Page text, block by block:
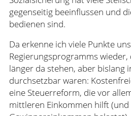
gegenseitig beeinflussen und
bedienen sind.
Da erkenne ich viele Punkte
Regierungsprogramms wieder,
länger da stehen, aber bislang
durchsetzbar waren:
eine Steuerreform, die vor
mittleren Einkommen hilft (und